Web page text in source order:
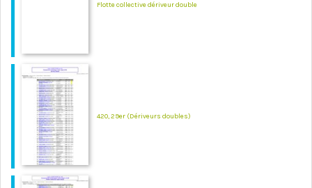
Flotte collective dériveur double
420, 29er (Dériveurs doubles)